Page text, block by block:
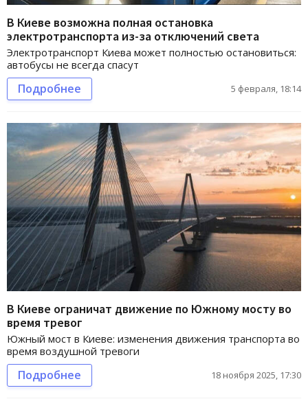
В Киеве возможна полная остановка
электротранспорта из-за отключений света
Электротранспорт Киева может полностью остановиться:
автобусы не всегда спасут
Подробнее 5 февраля, 18:14
В Киеве ограничат движение по Южному мосту во
время тревог
Южный мост в Киеве: изменения движения транспорта во
время воздушной тревоги
Подробнее 18 ноября 2025, 17:30